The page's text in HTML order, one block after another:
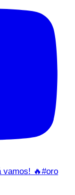
vamos! 🔥#oro